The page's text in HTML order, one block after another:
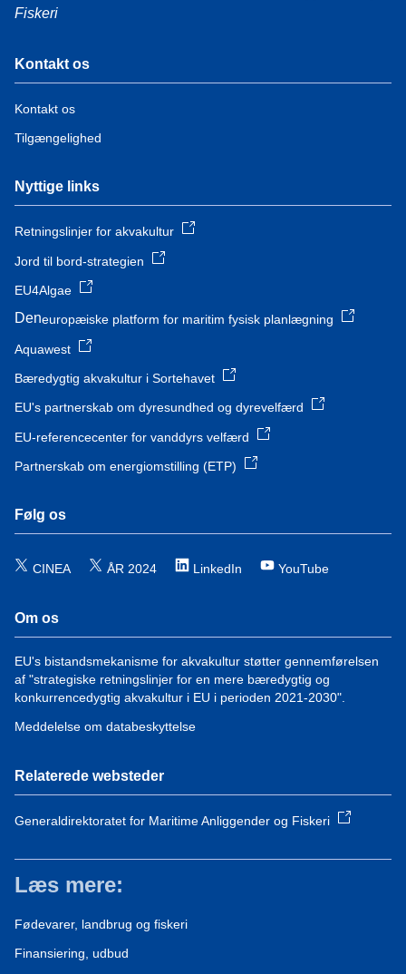
Fiskeri
Kontakt os
Kontakt os
Tilgængelighed
Nyttige links
Retningslinjer for akvakultur
Jord til bord-strategien
EU4Algae
Deneuropæiske platform for maritim fysisk planlægning
Aquawest
Bæredygtig akvakultur i Sortehavet
EU's partnerskab om dyresundhed og dyrevelfærd
EU-referencecenter for vanddyrs velfærd
Partnerskab om energiomstilling (ETP)
Følg os
CINEA ÅR 2024 LinkedIn YouTube
Om os
EU's bistandsmekanisme for akvakultur støtter gennemførelsen
af "strategiske retningslinjer for en mere bæredygtig og
konkurrencedygtig akvakultur i EU i perioden 2021-2030".
Meddelelse om databeskyttelse
Relaterede websteder
Generaldirektoratet for Maritime Anliggender og Fiskeri
Læs mere:
Fødevarer, landbrug og fiskeri
Finansiering, udbud